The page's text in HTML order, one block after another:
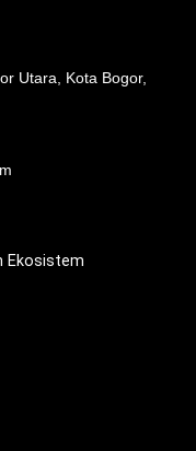
Utara, Kota Bogor,
Ekosistem